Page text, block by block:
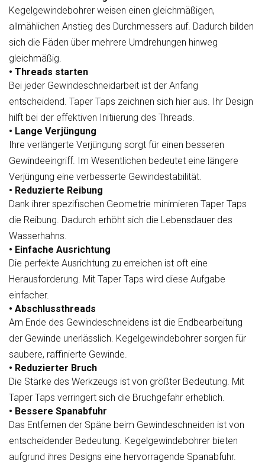
Kegelgewindebohrer weisen einen gleichmäßigen,
allmählichen Anstieg des Durchmessers auf. Dadurch bilden
sich die Fäden über mehrere Umdrehungen hinweg
gleichmäßig.
• Threads starten
Bei jeder Gewindeschneidarbeit ist der Anfang
entscheidend. Taper Taps zeichnen sich hier aus. Ihr Design
hilft bei der effektiven Initiierung des Threads.
• Lange Verjüngung
Ihre verlängerte Verjüngung sorgt für einen besseren
Gewindeeingriff. Im Wesentlichen bedeutet eine längere
Verjüngung eine verbesserte Gewindestabilität.
• Reduzierte Reibung
Dank ihrer spezifischen Geometrie minimieren Taper Taps
die Reibung. Dadurch erhöht sich die Lebensdauer des
Wasserhahns.
• Einfache Ausrichtung
Die perfekte Ausrichtung zu erreichen ist oft eine
Herausforderung. Mit Taper Taps wird diese Aufgabe
einfacher.
• Abschlussthreads
Am Ende des Gewindeschneidens ist die Endbearbeitung
der Gewinde unerlässlich. Kegelgewindebohrer sorgen für
saubere, raffinierte Gewinde.
• Reduzierter Bruch
Die Stärke des Werkzeugs ist von größter Bedeutung. Mit
Taper Taps verringert sich die Bruchgefahr erheblich.
• Bessere Spanabfuhr
Das Entfernen der Späne beim Gewindeschneiden ist von
entscheidender Bedeutung. Kegelgewindebohrer bieten
aufgrund ihres Designs eine hervorragende Spanabfuhr.